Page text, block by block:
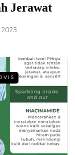
Jerawat